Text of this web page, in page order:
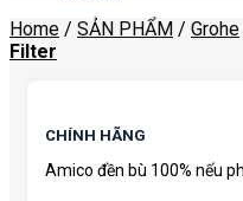
Home / SẢN PHẨM / Grohe
Filter
CHÍNH HÃNG
Amico đền bù 100% nếu